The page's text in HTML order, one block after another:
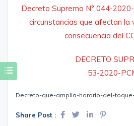
Decreto Supremo N° 044-
circunstancias que afectan la
consecuencia del
DECRETO
53-2020-
Decreto-que-amplia-horario-del-
Share Post :